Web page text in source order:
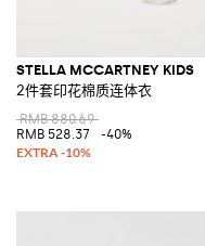
STELLA MCCARTNEY KIDS
2件套印花棉质连体衣
RMB 880.69
RMB 528.37
-40%